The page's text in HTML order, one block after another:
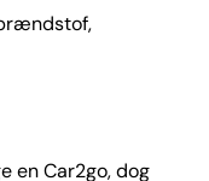
en Car2go, dog